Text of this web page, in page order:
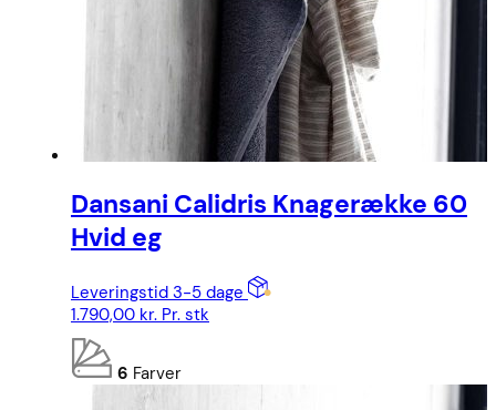
Dansani Calidris Knagerække 60
Hvid eg
Leveringstid 3-5 dage
1.790,00 kr. Pr. stk
6 Farver